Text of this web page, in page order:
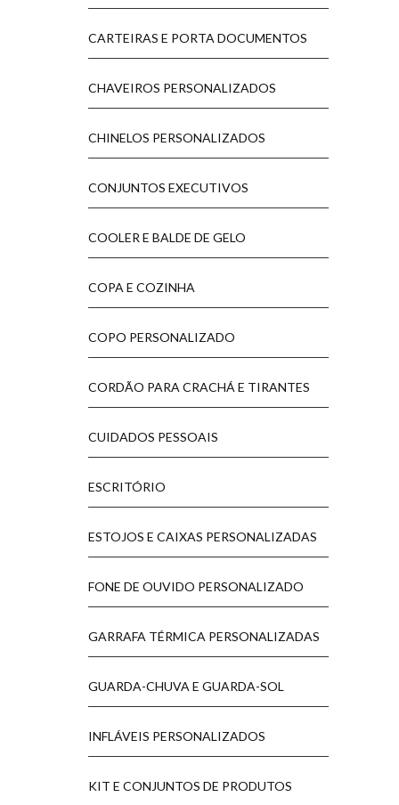
CARTEIRAS E PORTA DOCUMENTOS
CHAVEIROS PERSONALIZADOS
CHINELOS PERSONALIZADOS
CONJUNTOS EXECUTIVOS
COOLER E BALDE DE GELO
COPA E COZINHA
COPO PERSONALIZADO
CORDÃO PARA CRACHÁ E TIRANTES
CUIDADOS PESSOAIS
ESCRITÓRIO
ESTOJOS E CAIXAS PERSONALIZADAS
FONE DE OUVIDO PERSONALIZADO
GARRAFA TÉRMICA PERSONALIZADAS
GUARDA-CHUVA E GUARDA-SOL
INFLÁVEIS PERSONALIZADOS
KIT E CONJUNTOS DE PRODUTOS